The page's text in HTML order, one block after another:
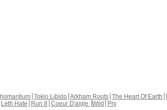
Tokio Libido Arkham Roots The Heart Of Earth
Leth Hate Run 8 Coeur D'aigle Wild
Pnj